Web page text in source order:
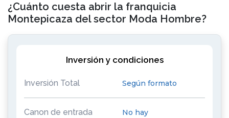
¿Cuánto cuesta abrir la franquicia
Montepicaza del sector Moda Hombre?
Inversión y condiciones
Inversión Total Según formato
Canon de entrada No hay